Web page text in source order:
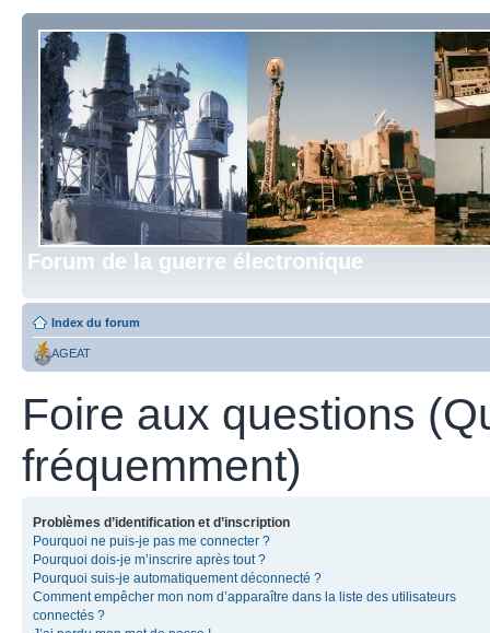
Forum de la guerre électronique
Index du forum
AGEAT
Foire aux questions
fréquemment)
Problèmes d’identification et d’inscription
Pourquoi ne puis-je pas me connecter ?
Pourquoi dois-je m’inscrire après tout ?
Pourquoi suis-je automatiquement déconnecté ?
Comment empêcher mon nom d’apparaître dans la liste des utilisateurs
connectés ?